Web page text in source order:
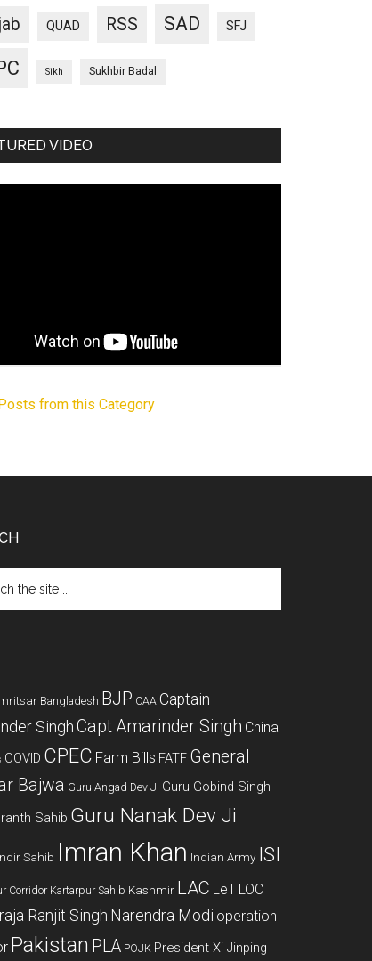
QUAD RSS SAD SFJ
Sikh Sukhbir Badal
VIDEO
from this Category
Bangladesh BJP CAA Captain
SinghCapt Amarinder Singh China
COVID CPEC Farm Bills FATF General
Bajwa Guru Angad Dev JI Guru Gobind Singh
Sahib Guru Nanak Dev Ji
Sahib Imran Khan Indian Army ISI
Corridor Kartarpur Sahib Kashmir LAC LeT LOC
Ranjit Singh Narendra Modi operation
Pakistan PLA POJK President Xi Jinping